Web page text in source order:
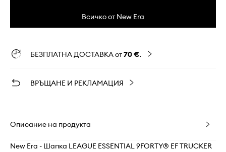
Всичко от New Era
БЕЗПЛАТНА ДОСТАВКА от70 €.
ВРЪЩАНЕ И РЕКЛАМАЦИЯ
Описание на продукта
New Era - Шапка LEAGUE ESSENTIAL 9FORTY® EF TRUCKER